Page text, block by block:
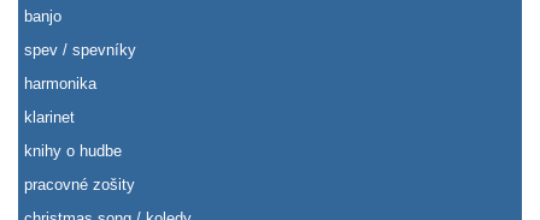
banjo
spev / spevníky
harmonika
klarinet
knihy o hudbe
pracovné zošity